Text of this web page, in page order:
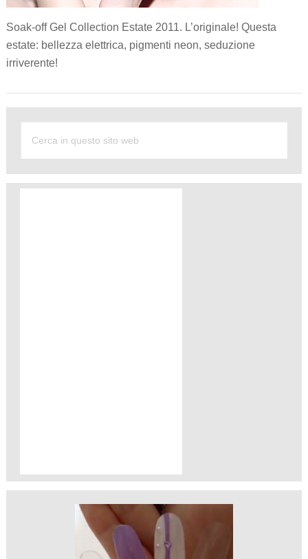
Soak-off Gel Collection Estate 2011. L’originale! Questa
estate: bellezza elettrica, pigmenti neon, seduzione
irriverente!